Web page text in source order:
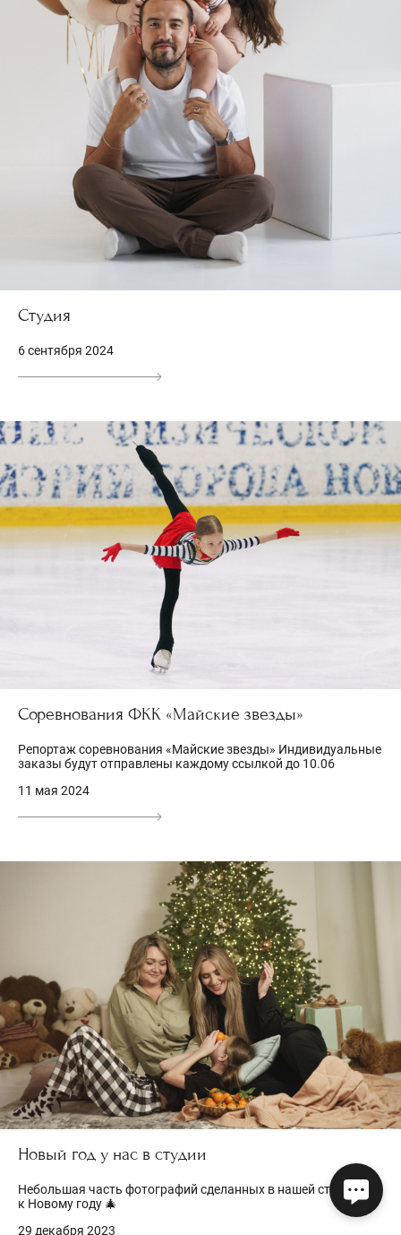
Студия
6 сентября 2024
Соревнования ФКК «Майские звезды»
Репортаж соревнования «Майские звезды» Индивидуальные
заказы будут отправлены каждому ссылкой до 10.06
11 мая 2024
Новый год у нас в студии
Небольшая часть фотографий сделанных в нашей студии
к Новому году 🎄
29 декабря 2023